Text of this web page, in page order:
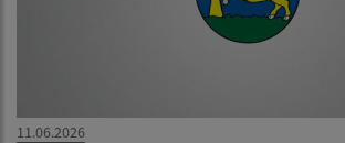
11.06.2026